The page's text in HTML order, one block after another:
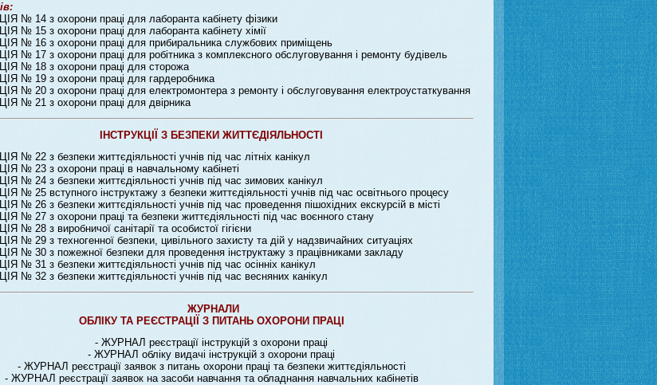
№ 14 з охорони праці для лаборанта кабінету фізики
№ 15 з охорони праці для лаборанта кабінету хімії
№ 16 з охорони праці для прибиральника службових приміщень
№ 17 з охорони праці для робітника з комплексного обслуговування і ремонту будівель
№ 18 з охорони праці для сторожа
№ 19 з охорони праці для гардеробника
№ 20 з охорони праці для електромонтера з ремонту і обслуговування електроустаткування
№ 21 з охорони праці для двірника
ІНСТРУКЦІЇ З БЕЗПЕКИ ЖИТТЄДІЯЛЬНОСТІ
№ 22 з безпеки життєдіяльності учнів під час літніх канікул
№ 23 з охорони праці в навчальному кабінеті
№ 24 з безпеки життєдіяльності учнів під час зимових канікул
№ 25 вступного інструктажу з безпеки життєдіяльності учнів під час освітнього процесу
№ 26 з безпеки життєдіяльності учнів під час проведення пішохідних екскурсій в місті
№ 27 з охорони праці та безпеки життєдіяльності під час воєнного стану
№ 28 з виробничої санітарії та особистої гігієни
№ 29 з техногенної безпеки, цивільного захисту та дій у надзвичайних ситуаціях
№ 30 з пожежної безпеки для проведення інструктажу з працівниками закладу
№ 31 з безпеки життєдіяльності учнів під час осінніх канікул
№ 32 з безпеки життєдіяльності учнів під час весняних канікул
ЖУРНАЛИ
ОБЛІКУ ТА РЕЄСТРАЦІЇ З ПИТАНЬ ОХОРОНИ ПРАЦІ
- ЖУРНАЛ реєстрації інструкцій з охорони праці
- ЖУРНАЛ обліку видачі інструкцій з охорони праці
- ЖУРНАЛ реєстрації заявок з питань охорони праці та безпеки життєдіяльності
- ЖУРНАЛ реєстрації заявок на засоби навчання та обладнання навчальних кабінетів